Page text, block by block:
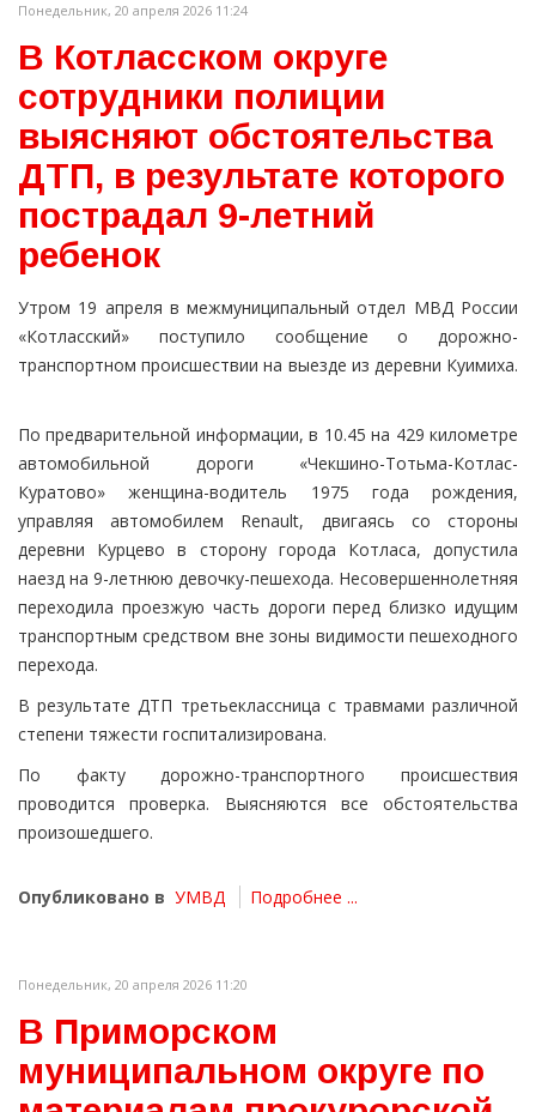
Понедельник, 20 апреля 2026 11:24
В Котласском округе
сотрудники полиции
выясняют обстоятельства
ДТП, в результате которого
пострадал 9-летний
ребенок
Утром 19 апреля в межмуниципальный отдел МВД России
«Котласский» поступило сообщение о дорожно-
транспортном происшествии на выезде из деревни Куимиха.
По предварительной информации, в 10.45 на 429 километре
автомобильной дороги «Чекшино-Тотьма-Котлас-
Куратово» женщина-водитель 1975 года рождения,
управляя автомобилем Renault, двигаясь со стороны
деревни Курцево в сторону города Котласа, допустила
наезд на 9-летнюю девочку-пешехода. Несовершеннолетняя
переходила проезжую часть дороги перед близко идущим
транспортным средством вне зоны видимости пешеходного
перехода.
В результате ДТП третьеклассница с травмами различной
степени тяжести госпитализирована.
По факту дорожно-транспортного происшествия
проводится проверка. Выясняются все обстоятельства
произошедшего.
Опубликовано в УМВД Подробнее ...
Понедельник, 20 апреля 2026 11:20
В Приморском
муниципальном округе по